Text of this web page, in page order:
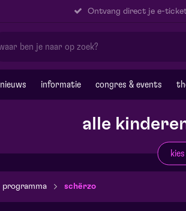
Ontvang direct je e-
nieuws informatie congres & events
alle
programma schërzo